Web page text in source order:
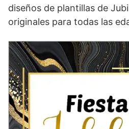
diseños de plantillas de
originales para todas las